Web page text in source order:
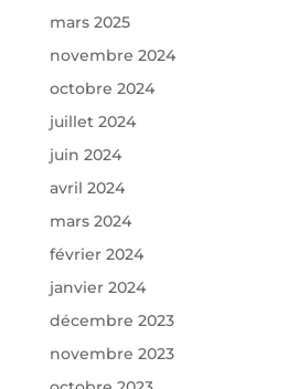
mars 2025
novembre 2024
octobre 2024
juillet 2024
juin 2024
avril 2024
mars 2024
février 2024
janvier 2024
décembre 2023
novembre 2023